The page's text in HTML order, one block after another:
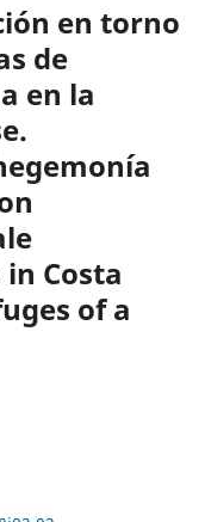
en torno
de
en la
Costa
of a